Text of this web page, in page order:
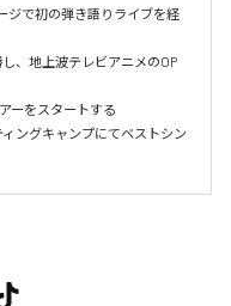
ジで初の弾き語りライブを経
、地上波テレビアニメのOP
ーをスタートする
ングキャンプにてベストシン